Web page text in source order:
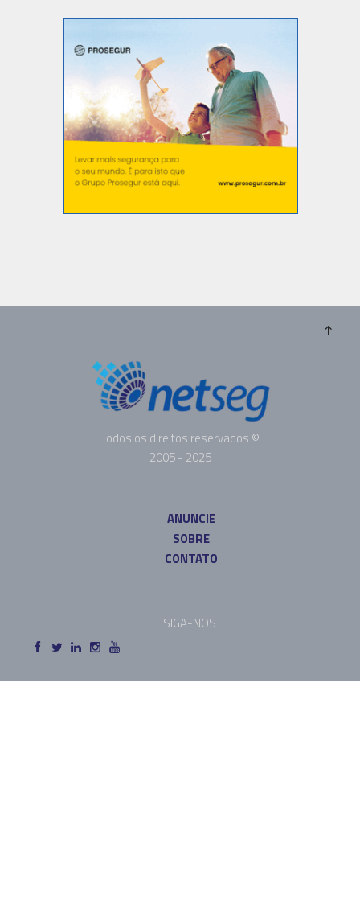
Todos os direitos reservados ©
2005 - 2025
ANUNCIE
SOBRE
CONTATO
SIGA-NOS